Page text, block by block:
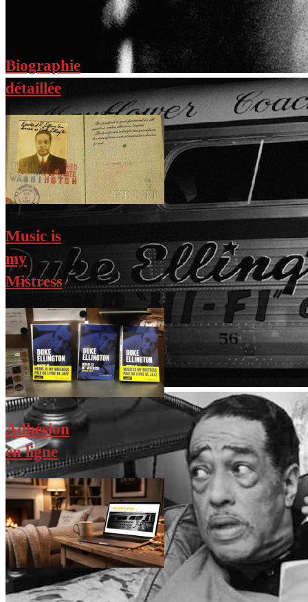
Biographie
détaillée
Music is
my
Mistress
Adhésion
en ligne